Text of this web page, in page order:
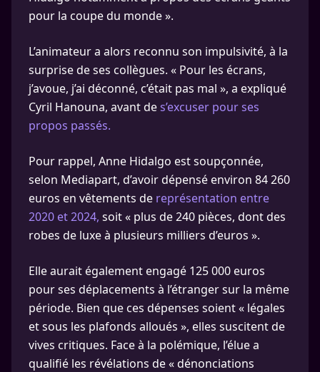
pour la coupe du monde ».
L’animateur a alors reconnu son impulsivité, à la
surprise de ses collègues. « Pour les écrans,
j’avoue, j’ai déconné, c’était pas mal », a expliqué
Cyril Hanouna, avant des’excuser pour ses
propos passés.
Pour rappel, Anne Hidalgo est soupçonnée,
selon Mediapart, d’avoir dépensé environ 84 260
euros en vêtements de représentation entre
2020 et 2024, soit « plus de 240 pièces, dont des
robes de luxe à plusieurs milliers d’euros ».
Elle aurait également engagé 125 000 euros
pour ses déplacements à l’étranger sur la même
période. Bien que ces dépenses soient « légales
et sous les plafonds alloués », elles suscitent de
vives critiques. Face à la polémique, l’élue a
qualifié les révélations de « dénonciations